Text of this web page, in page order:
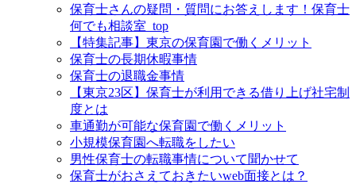
保育士さんの疑問・質問にお答えします！保育士
何でも相談室_top
【特集記事】東京の保育園で働くメリット
保育士の長期休暇事情
保育士の退職金事情
【東京23区】保育士が利用できる借り上げ社宅制
度とは
車通勤が可能な保育園で働くメリット
小規模保育園へ転職をしたい
男性保育士の転職事情について聞かせて
保育士がおさえておきたいweb面接とは？